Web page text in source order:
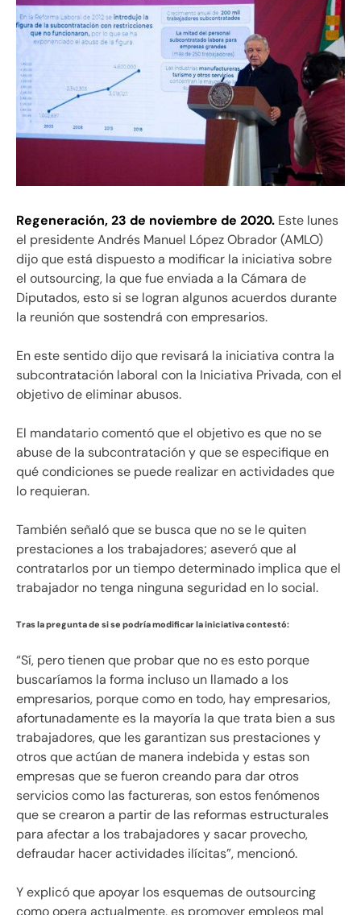
Regeneración, 23 de noviembre de 2020. Este lunes
el presidente Andrés Manuel López Obrador (AMLO)
dijo que está dispuesto a modificar la iniciativa sobre
el outsourcing, la que fue enviada a la Cámara de
Diputados, esto si se logran algunos acuerdos durante
la reunión que sostendrá con empresarios.
En este sentido dijo que revisará la iniciativa contra la
subcontratación laboral con la Iniciativa Privada, con el
objetivo de eliminar abusos.
El mandatario comentó que el objetivo es que no se
abuse de la subcontratación y que se especifique en
qué condiciones se puede realizar en actividades que
lo requieran.
También señaló que se busca que no se le quiten
prestaciones a los trabajadores; aseveró que al
contratarlos por un tiempo determinado implica que el
trabajador no tenga ninguna seguridad en lo social.
Tras la pregunta de si se podría modificar la iniciativa contestó:
“Sí, pero tienen que probar que no es esto porque
buscaríamos la forma incluso un llamado a los
empresarios, porque como en todo, hay empresarios,
afortunadamente es la mayoría la que trata bien a sus
trabajadores, que les garantizan sus prestaciones y
otros que actúan de manera indebida y estas son
empresas que se fueron creando para dar otros
servicios como las factureras, son estos fenómenos
que se crearon a partir de las reformas estructurales
para afectar a los trabajadores y sacar provecho,
defraudar hacer actividades ilícitas”, mencionó.
Y explicó que apoyar los esquemas de outsourcing
como opera actualmente, es promover empleos mal